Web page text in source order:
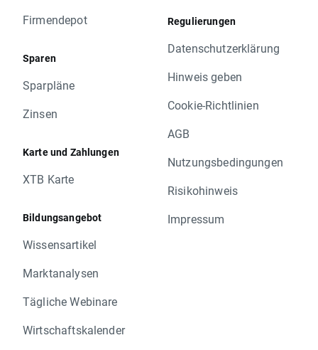
Firmendepot
Sparen
Sparpläne
Zinsen
Karte und Zahlungen
XTB Karte
Bildungsangebot
Wissensartikel
Marktanalysen
Tägliche Webinare
Wirtschaftskalender
Regulierungen
Datenschutzerklärung
Hinweis geben
Cookie-Richtlinien
AGB
Nutzungsbedingungen
Risikohinweis
Impressum